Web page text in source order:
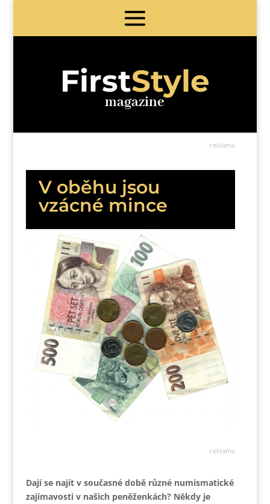
FirstStyle
magazine
reklama
V oběhu jsou
vzácné mince
reklama
Dají se najít v současné době různé numismatické
zajímavosti v našich peněženkách? Někdy je